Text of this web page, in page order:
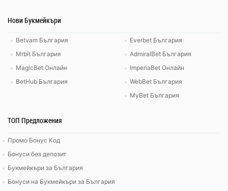
Нови Букмейкъри
Betvam България
Mrbit България
MagicBet Онлайн
BetHub България
Everbet България
AdmiralBet България
ImperiaBet Онлайн
WebBet България
MyBet България
ТОП Предложения
Промо Бонус Код
Бонуси без депозит
Букмейкъри за България
Бонуси на Букмейкъри за България